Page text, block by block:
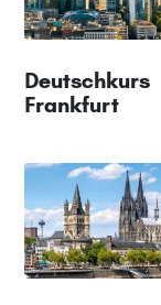
Deutschkurs
Frankfurt